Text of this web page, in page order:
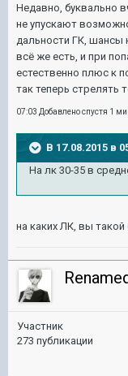
Недавно, буквально
не упускают
дальности ГК, шансы
всё же есть, и при
естественно плюс к
так теперь стрелять
07:03 Добавлено спустя 1
В 17.08.2015 в
На лк 30-35 в
на каких ЛК, вы
Участник
273 публикации